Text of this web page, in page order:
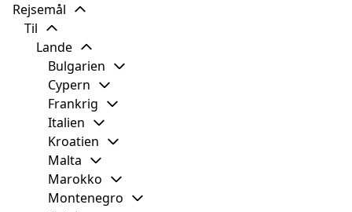
Rejsemål
Til
Lande
Bulgarien
Cypern
Frankrig
Italien
Kroatien
Malta
Marokko
Montenegro